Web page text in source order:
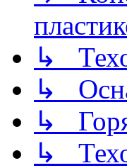
↳
↳
↳
↳